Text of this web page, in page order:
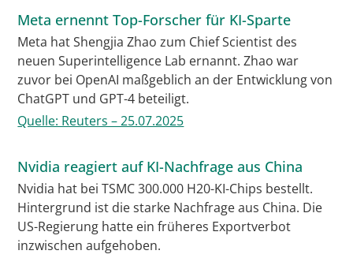
Meta ernennt Top-Forscher für KI-Sparte
Meta hat Shengjia Zhao zum Chief Scientist des
neuen Superintelligence Lab ernannt. Zhao war
zuvor bei OpenAI maßgeblich an der Entwicklung von
ChatGPT und GPT-4 beteiligt.
Quelle: Reuters – 25.07.2025
Nvidia reagiert auf KI-Nachfrage aus China
Nvidia hat bei TSMC 300.000 H20-KI-Chips bestellt.
Hintergrund ist die starke Nachfrage aus China. Die
US-Regierung hatte ein früheres Exportverbot
inzwischen aufgehoben.